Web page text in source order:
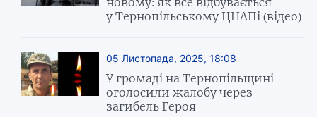
у Тернопільському ЦНАПі (відео)
05 Листопада, 2025, 18:08
У громаді на Тернопільщині
оголосили жалобу через
загибель Героя